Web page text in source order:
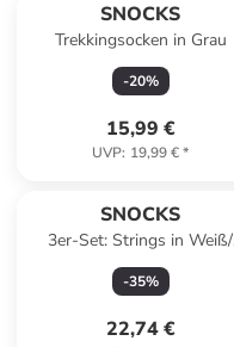
SNOCKS
Trekkingsocken in Grau
-20%
15,99 €
UVP: 19,99 €*
SNOCKS
3er-Set: Strings in Weiß/
Schwarz/ Grau
-35%
22,74 €